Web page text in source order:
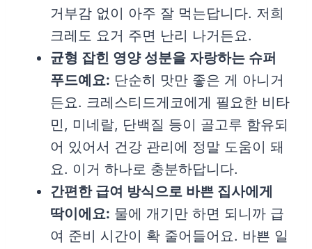
거부감 없이 아주 잘 먹는답니다. 저희
크레도 요거 주면 난리 나거든요.
균형 잡힌 영양 성분을 자랑하는 슈퍼
푸드예요: 단순히 맛만 좋은 게 아니거
든요. 크레스티드게코에게 필요한 비타
민, 미네랄, 단백질 등이 골고루 함유되
어 있어서 건강 관리에 정말 도움이 돼
요. 이거 하나로 충분하답니다.
간편한 급여 방식으로 바쁜 집사에게
딱이에요: 물에 개기만 하면 되니까 급
여 준비 시간이 확 줄어들어요. 바쁜 일